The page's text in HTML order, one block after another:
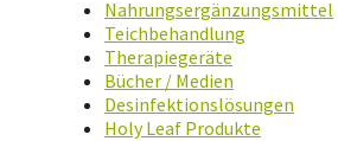
Nahrungsergänzungsmittel
Teichbehandlung
Therapiegeräte
Bücher / Medien
Desinfektionslösungen
Holy Leaf Produkte